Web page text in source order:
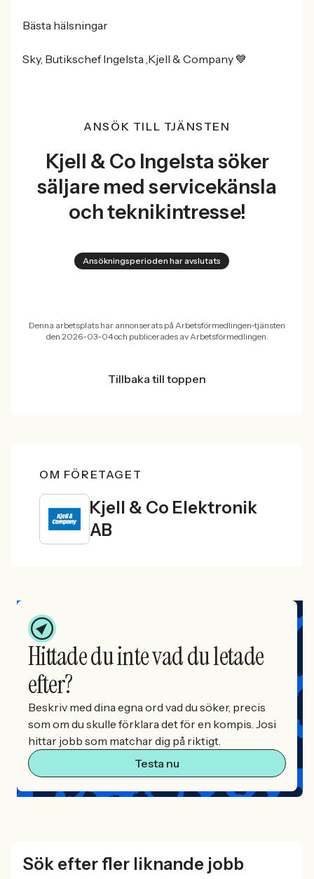
Bästa hälsningar
Sky, Butikschef Ingelsta ,Kjell & Company 💙
ANSÖK TILL TJÄNSTEN
Kjell & Co Ingelsta söker
säljare med servicekänsla
och teknikintresse!
Ansökningsperioden har avslutats
Denna arbetsplats har annonserats på Arbetsförmedlingen-tjänsten
den 2026-03-04 och publicerades av Arbetsförmedlingen.
Tillbaka till toppen
OM FÖRETAGET
Kjell & Co Elektronik
AB
Hittade du inte vad du letade
efter?
Beskriv med dina egna ord vad du söker, precis
som om du skulle förklara det för en kompis. Josi
hittar jobb som matchar dig på riktigt.
Testa nu
Sök efter fler liknande jobb